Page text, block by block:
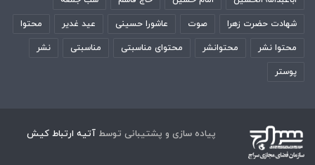
شهادت حضرت زهرا صوت عاشورا حسینی عید غدیر محتوا
محتوا نشر محتوانشر محتوای مناسبتی مناسبتی نشر
پوستر
پیاده سازی و پشتیبانی توسط آتیه ارتباط کیش